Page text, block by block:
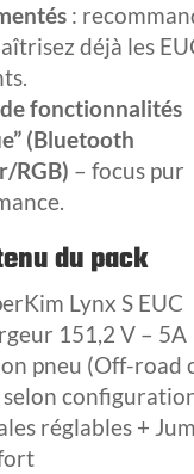
:
déjà les
de fonctionnalités
(Bluetooth
RGB) – focus pur
du pack
Lynx S EUC
151,2 V – 5A
pneu (Off-road
réglables +